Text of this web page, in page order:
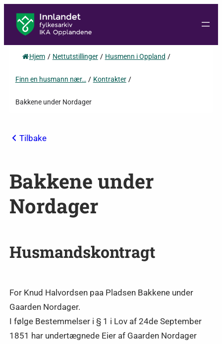
Hjem / Nettutstillinger / Husmenn i Oppland /
Finn en husmann nær… / Kontrakter /
Bakkene under Nordager
Tilbake
Bakkene under
Nordager
Husmandskontragt
For Knud Halvordsen paa Pladsen Bakkene under
Gaarden Nordager.
I følge Bestemmelser i § 1 i Lov af 24de September
1851 har undertægnede Eier af Gaarden Nordager